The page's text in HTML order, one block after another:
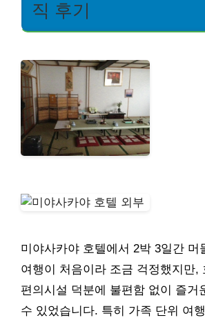
직 후기
미야사카야 호텔에서 2박 3일간 머
여행이 처음이라 조금 걱정했지만,
편의시설 덕분에 불편함 없이 즐거
수 있었습니다. 특히 가족 단위 여